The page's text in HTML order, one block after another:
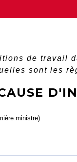
de travail
sont les
ministre)